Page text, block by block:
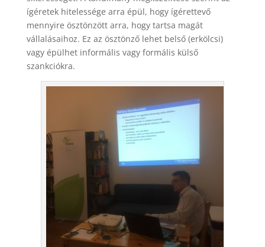
ígéretek hitelessége arra épül, hogy ígérettevő
mennyire ösztönzött arra, hogy tartsa magát
vállalásaihoz. Ez az ösztönző lehet belső (erkölcsi)
vagy épülhet informális vagy formális külső
szankciókra.